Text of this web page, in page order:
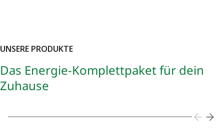
UNSERE PRODUKTE
Das Energie-Komplettpaket für dein
Zuhause